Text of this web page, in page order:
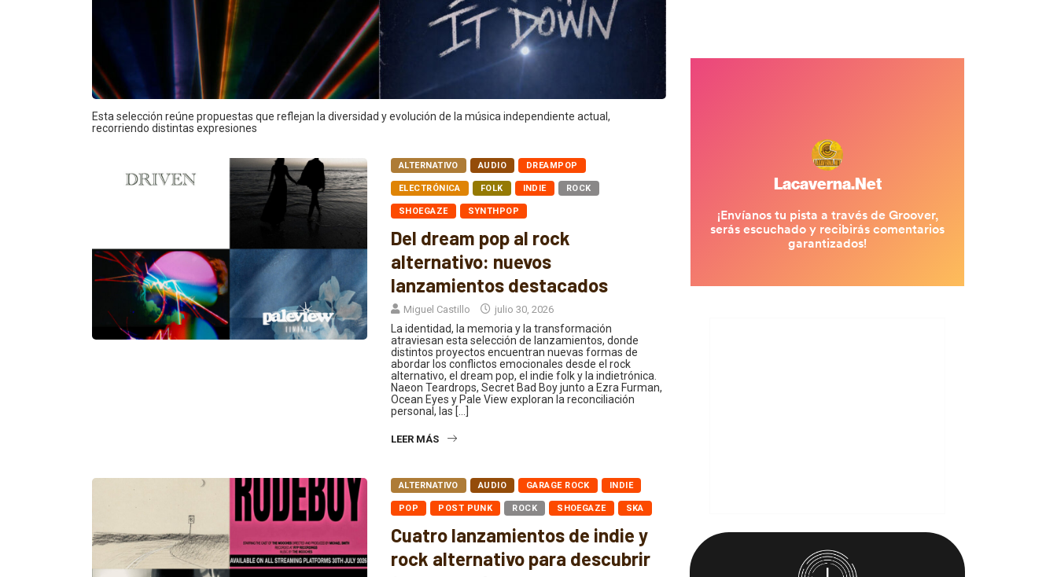
Esta selección reúne propuestas que reflejan la diversidad y evolución de la música independiente actual,
recorriendo distintas expresiones
ALTERNATIVO AUDIO DREAMPOP
ELECTRÓNICA FOLK INDIE ROCK
SHOEGAZE SYNTHPOP
Del dream pop al rock
alternativo: nuevos
lanzamientos destacados
Miguel Castillo julio 30, 2026
La identidad, la memoria y la transformación
atraviesan esta selección de lanzamientos, donde
distintos proyectos encuentran nuevas formas de
abordar los conflictos emocionales desde el rock
alternativo, el dream pop, el indie folk y la indietrónica.
Naeon Teardrops, Secret Bad Boy junto a Ezra Furman,
Ocean Eyes y Pale View exploran la reconciliación
personal, las […]
LEER MÁS
ALTERNATIVO AUDIO GARAGE ROCK INDIE
POP POST PUNK ROCK SHOEGAZE SKA
Cuatro lanzamientos de indie y
rock alternativo para descubrir